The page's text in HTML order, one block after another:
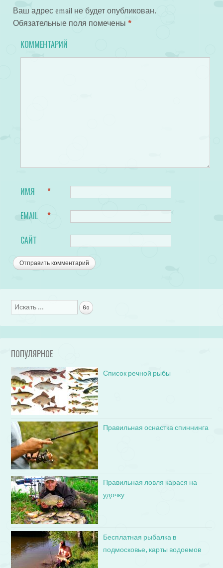
Ваш адрес email не будет опубликован.
Обязательные поля помечены *
КОММЕНТАРИЙ
ИМЯ *
EMAIL *
САЙТ
Поиск
ПОПУЛЯРНОЕ
Список речной рыбы
Правильная оснастка спиннинга
Правильная ловля карася на
удочку
Бесплатная рыбалка в
подмосковье, карты водоемов